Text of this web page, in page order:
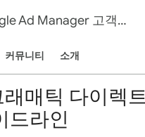
Google Ad Manager 고객센터
커뮤니티 소개
매틱 다이렉
드라인